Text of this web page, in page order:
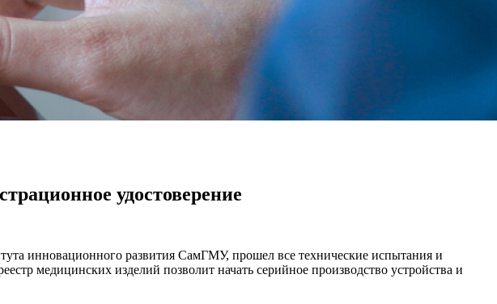
удостоверение
инновационного развития СамГМУ, прошел все технические испытания и
медицинских изделий позволит начать серийное производство устройства и